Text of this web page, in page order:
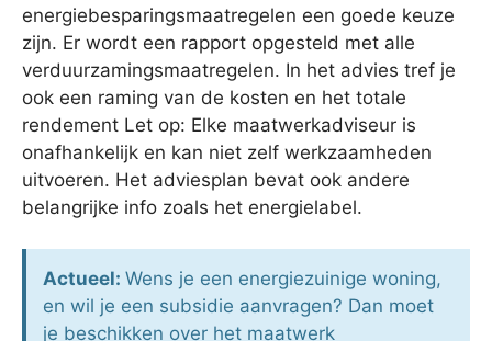
energiebesparingsmaatregelen een goede keuze
zijn. Er wordt een rapport opgesteld met alle
verduurzamingsmaatregelen. In het advies tref je
ook een raming van de kosten en het totale
rendement Let op: Elke maatwerkadviseur is
onafhankelijk en kan niet zelf werkzaamheden
uitvoeren. Het adviesplan bevat ook andere
belangrijke info zoals het energielabel.
Actueel: Wens je een energiezuinige woning,
en wil je een subsidie aanvragen? Dan moet
je beschikken over het maatwerk